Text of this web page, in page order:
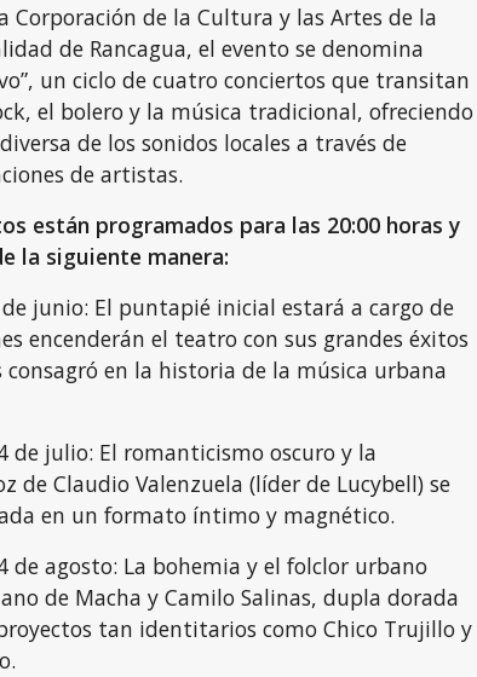
Corporación de la Cultura y las Artes de la
de Rancagua, el evento se denomina
un ciclo de cuatro conciertos que transitan
el bolero y la música tradicional, ofreciendo
de los sonidos locales a través de
de artistas.
están programados para las 20:00 horas y
la siguiente manera:
El puntapié inicial estará a cargo de
encenderán el teatro con sus grandes éxitos
en la historia de la música urbana
julio: El romanticismo oscuro y la
de Claudio Valenzuela (líder de Lucybell) se
en un formato íntimo y magnético.
agosto: La bohemia y el folclor urbano
de Macha y Camilo Salinas, dupla dorada
tan identitarios como Chico Trujillo y